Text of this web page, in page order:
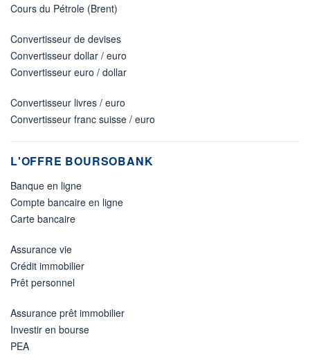
Cours du Pétrole (Brent)
Convertisseur de devises
Convertisseur dollar / euro
Convertisseur euro / dollar
Convertisseur livres / euro
Convertisseur franc suisse / euro
L'OFFRE BOURSOBANK
Banque en ligne
Compte bancaire en ligne
Carte bancaire
Assurance vie
Crédit immobilier
Prêt personnel
Assurance prêt immobilier
Investir en bourse
PEA